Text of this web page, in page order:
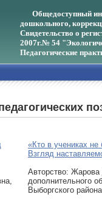
Общедоступный
дошкольного,
Свидетельство о
2007г.№ 54
Педагогические
«Кто в учениках
Взгляд
Авторcтво: Жарова
дополнительного
Выборгского